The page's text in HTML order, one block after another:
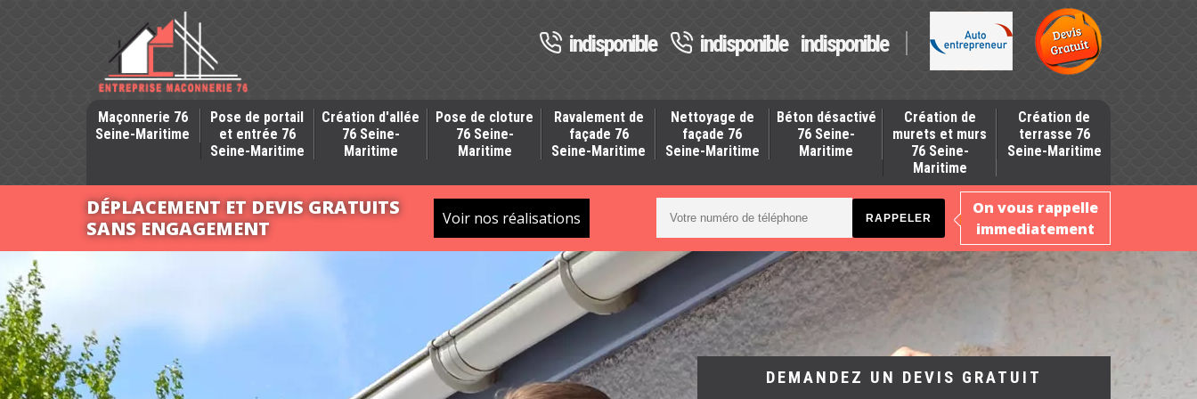
indisponible indisponible indisponible
Maçonnerie 76
Seine-Maritime
Pose de portail
et entrée 76
Seine-Maritime
Création d'allée
76 Seine-
Maritime
Pose de cloture
76 Seine-
Maritime
Ravalement de
façade 76
Seine-Maritime
Nettoyage de
façade 76
Seine-Maritime
Béton désactivé
76 Seine-
Maritime
Création de
murets et murs
76 Seine-
Maritime
Création de
terrasse 76
Seine-Maritime
DÉPLACEMENT ET DEVIS GRATUITS
SANS ENGAGEMENT
Voir nos réalisations
On vous rappelle
immediatement
DEMANDEZ UN DEVIS GRATUIT